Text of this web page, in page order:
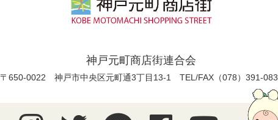
神戸元町商店街連合会
〒650-0022 神戸市中央区元町通3丁目13-1 TEL/FAX（078）391-